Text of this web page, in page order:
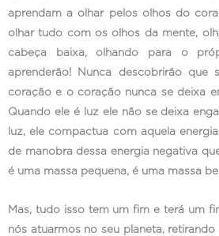
aprendam a olhar pelos olhos do
olhar tudo com os olhos da mente,
cabeça baixa, olhando para o
aprenderão! Nunca descobrirão que
coração e o coração nunca se deixa
Quando ele é luz ele não se deixa
luz, ele compactua com aquela
de manobra dessa energia negativa
é uma massa pequena, é uma massa
Mas, tudo isso tem um fim e terá um
nós atuarmos no seu planeta,